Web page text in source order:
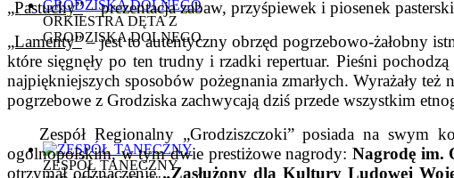
ORKIESTRA DĘTA Z
GRODZISKA DOLNEGO
ZESPÓŁ TANECZNY
„Pastuchy”– prezentacja zabaw, przyśpiewek i piosenek
„Lamenty”– jest to autentyczny obrzęd pogrzebowo-żałobny
które sięgnęły po ten trudny i rzadki repertuar. Pieśni
najpiękniejszych sposobów pożegnania zmarłych. Wyrażały
pogrzebowe z Grodziska zachwycają dziś przede wszystkim
Zespół Regionalny „Grodziszczoki” posiada na
ogólnopolskim, w tym dwie prestiżowe nagrody:Nagrodę im.
otrzymał odznaczenie„Zasłużony dla Kultury Ludowej